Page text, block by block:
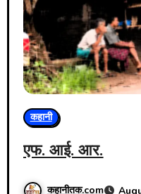
कहानी
एफ. आई. आर.
कहानीतक.com